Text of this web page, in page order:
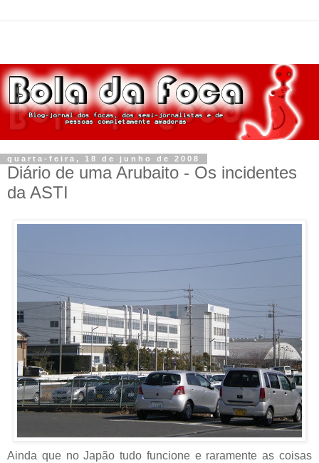
quarta-feira, 18 de junho de 2008
Diário de uma Arubaito - Os incidentes
da ASTI
Ainda que no Japão tudo funcione e raramente as coisas